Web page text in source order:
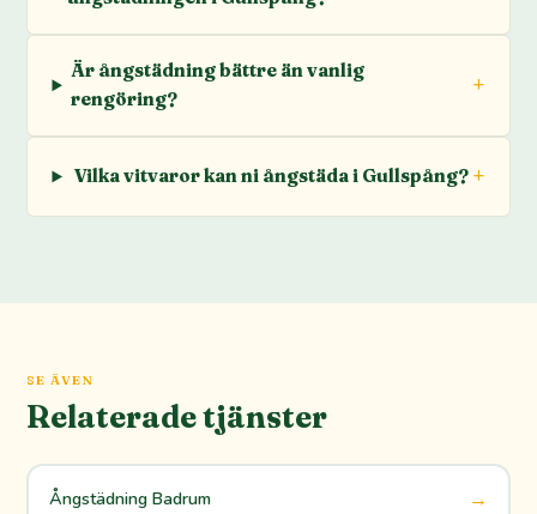
Är ångstädning bättre än vanlig
rengöring?
Vilka vitvaror kan ni ångstäda i Gullspång?
SE ÄVEN
Relaterade tjänster
Ångstädning Badrum →